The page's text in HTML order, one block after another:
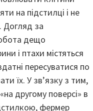
на підстилці і не
Догляд за
дещо
і птахи містяться
пересуватися по
їх. У зв’язку з тим,
другому поверсі» в
фермер